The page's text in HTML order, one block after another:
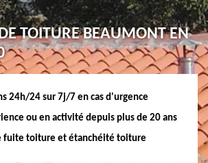
TOITURE BEAUMONT EN
24h/24 sur 7j/7 en cas d'urgence
ou en activité depuis plus de 20 ans
fuite toiture et étanchéité toiture